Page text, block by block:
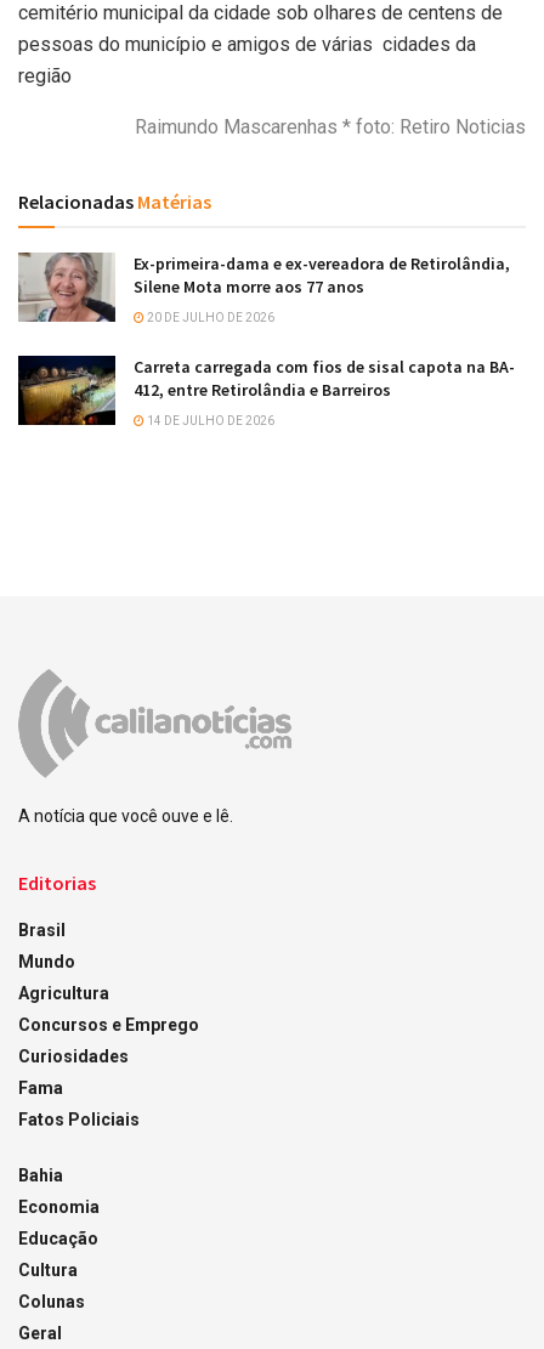
cemitério municipal da cidade sob olhares de centens de
pessoas do município e amigos de várias cidades da
região
Raimundo Mascarenhas * foto: Retiro Noticias
Relacionadas Matérias
Ex-primeira-dama e ex-vereadora de Retirolândia,
Silene Mota morre aos 77 anos
20 DE JULHO DE 2026
Carreta carregada com fios de sisal capota na BA-
412, entre Retirolândia e Barreiros
14 DE JULHO DE 2026
A notícia que você ouve e lê.
Editorias
Brasil
Mundo
Agricultura
Concursos e Emprego
Curiosidades
Fama
Fatos Policiais
Bahia
Economia
Educação
Cultura
Colunas
Geral